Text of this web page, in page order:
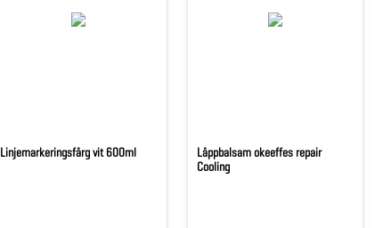
Linjemarkeringsfärg vit 600ml
Läppbalsam okeeffes repair
Cooling